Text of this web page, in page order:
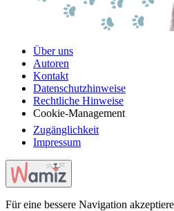
Über uns
Autoren
Kontakt
Datenschutzhinweise
Rechtliche Hinweise
Cookie-Management
Zugänglichkeit
Impressum
Für eine bessere Navigation